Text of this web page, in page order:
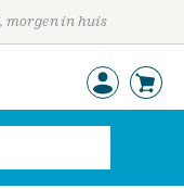
morgen in huis